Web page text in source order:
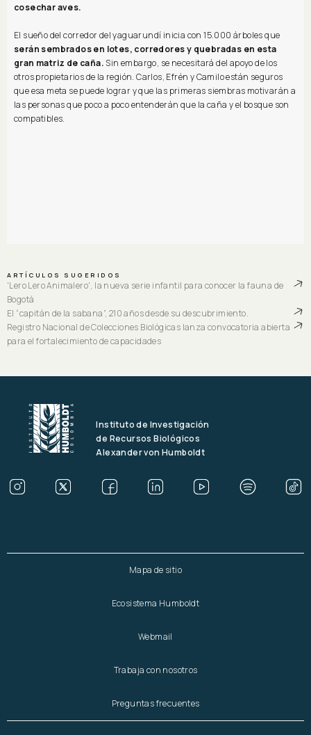
cosechar aves.
El sueño del corredor del yaguarundí inicia con 15.000 árboles que
serán sembrados en lotes, corredores y quebradas en esta
gran matriz de caña. Sin embargo, se necesitará del apoyo de los
otros propietarios de la región. Carlos, Efrén y Camilo están seguros
que esa meta se puede lograr y que las primeras siembras motivarán a
las personas que poco a poco entenderán que la caña y el bosque son
compatibles.
ARTÍCULOS SUGERIDOS
'Lero Lero Animalero', la nueva serie infantil para conocer la fauna de
Bogotá
El “capitán de la sabana”, 210 años desde su descubrimiento.
Registro Nacional de Colecciones Biológicas lanza convocatoria abierta
para el fortalecimiento de capacidades
Instituto de Investigación
de Recursos Biológicos
Alexander von Humboldt
Mapa de sitio
Ecosistema Humboldt
Webmail
Trabaja con nosotros
Preguntas frecuentes